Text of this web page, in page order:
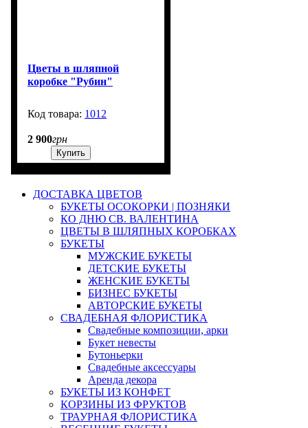
Цветы в шляпной
коробке "Рубин"
1012
2 900грн
Купить
ДОСТАВКА ЦВЕТОВ
БУКЕТЫ ОСОКОРКИ | ПОЗНЯКИ
КО ДНЮ СВ. ВАЛЕНТИНА
ЦВЕТЫ В ШЛЯПНЫХ КОРОБКАХ
БУКЕТЫ
МУЖСКИЕ БУКЕТЫ
ДЕТСКИЕ БУКЕТЫ
ЖЕНСКИЕ БУКЕТЫ
БИЗНЕС БУКЕТЫ
АВТОРСКИЕ БУКЕТЫ
СВАДЕБНАЯ ФЛОРИСТИКА
Свадебные композиции, арки
Букет невесты
Бутоньерки
Свадебные аксессуары
Аренда декора
БУКЕТЫ ИЗ КОНФЕТ
КОРЗИНЫ ИЗ ФРУКТОВ
ТРАУРНАЯ ФЛОРИСТИКА